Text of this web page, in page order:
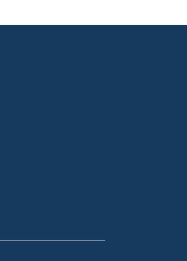
documento